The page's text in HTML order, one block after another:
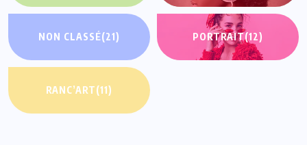
NON CLASSÉ(21) PORTRAIT(12)
RANC’ART(11)